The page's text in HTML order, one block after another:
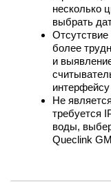
несколько
выбрать
более
и
Не
требуется
воды,
Queclink